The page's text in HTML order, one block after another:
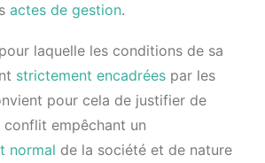
actes de gestion.
laquelle les conditions de sa
strictement encadrées par les
pour cela de justifier de
conflit empêchant un
normal de la société et de nature